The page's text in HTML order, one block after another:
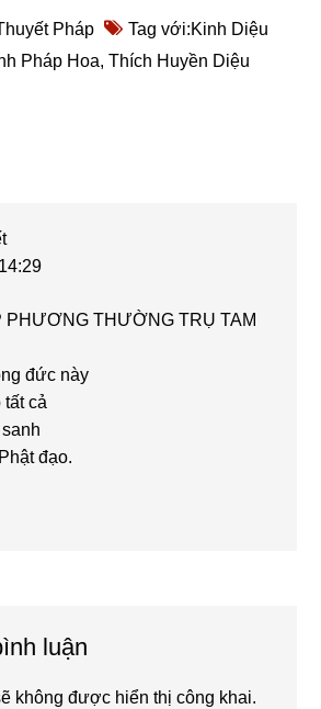
Pháp Tag với:Kinh Diệu
Pháp Hoa,Thích Huyền Diệu
PHƯƠNG THƯỜNG TRỤ TAM
đức này
tất cả
đạo.
luận
không được hiển thị công khai.